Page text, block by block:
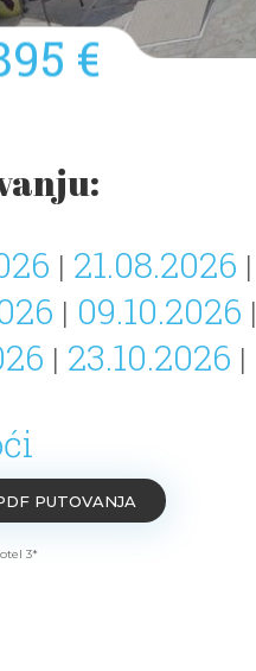
€
| 21.08.2026 |
| 09.10.2026 |
| 23.10.2026 |
PUTOVANJA